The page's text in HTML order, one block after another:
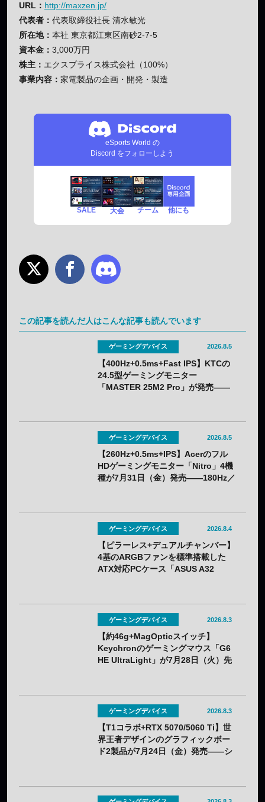
URL： http://maxzen.jp/
代表者： 代表取締役社長 清水敏光
所在地： 本社 東京都江東区南砂2-7-5
資本金： 3,000万円
株主： エクスプライス株式会社（100%）
事業内容： 家電製品の企画・開発・製造
eSports World の
Discord をフォローしよう
SALE 大会 チーム 他にも
この記事を読んだ人はこんな記事も読んでいます
ゲーミングデバイス 2026.8.5
【400Hz+0.5ms+Fast IPS】KTCの
24.5型ゲーミングモニター
「MASTER 25M2 Pro」が発売——
ゲーミングデバイス 2026.8.5
【260Hz+0.5ms+IPS】Acerのフル
HDゲーミングモニター「Nitro」4機
種が7月31日（金）発売——180Hz／
ゲーミングデバイス 2026.8.4
【ピラーレス+デュアルチャンバー】
4基のARGBファンを標準搭載した
ATX対応PCケース「ASUS A32
ゲーミングデバイス 2026.8.3
【約46g+MagOpticスイッチ】
Keychronのゲーミングマウス「G6
HE UltraLight」が7月28日（火）先
ゲーミングデバイス 2026.8.3
【T1コラボ+RTX 5070/5060 Ti】世
界王者デザインのグラフィックボー
ド2製品が7月24日（金）発売——シ